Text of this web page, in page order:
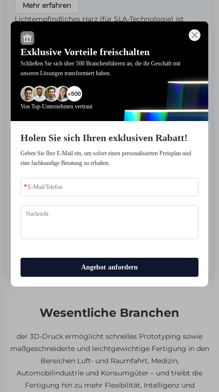
Mehr erfahren
Lichtempfindliches Harz (für SLA-Technologie) ist
Standardharz, das eine niedrige Kosten pro Gramm
bietet und Festigkeit mit Detailgenauigkeit
ausgewogen vereint. Es eignet sich für industrielle
Prototypen, bewegliche Strukturteile, Skulpturen usw.
Hochauflösendes Harz (für LCD-/DLP-Technologie)
erreicht Mikrometer-genau Details mit einer glatten
Oberfläche und ist speziell für feine Texturen konzipiert.
Es eignet sich für Miniaturmodelle, Schmuck,
hochleistungsfähige funktionale Bauteile usw.
Wesentliche Branchen
der 3D-Druck ermöglicht schnelles Prototyping sowie
maßgeschneiderte und leichtgewichtige Fertigung in den
Bereichen Luft- und Raumfahrt, Medizin,
Automobilindustrie und Konsumgüter – und treibt die
Fertigung hin zu mehr Flexibilität, Intelligenz und
Exklusive Vorteile freischalten
Schließen Sie sich über 500 Branchenführern an, die ihr Geschäft mit
unseren Lösungen transformiert haben.
Von Top-Unternehmen vertraut
Holen Sie sich Ihren exklusiven Rabatt!
Geben Sie Ihre E-Mail ein, um sofort einen personalisierten Preisplan und
eine fachkundige Beratung zu erhalten.
Angebot anfordern